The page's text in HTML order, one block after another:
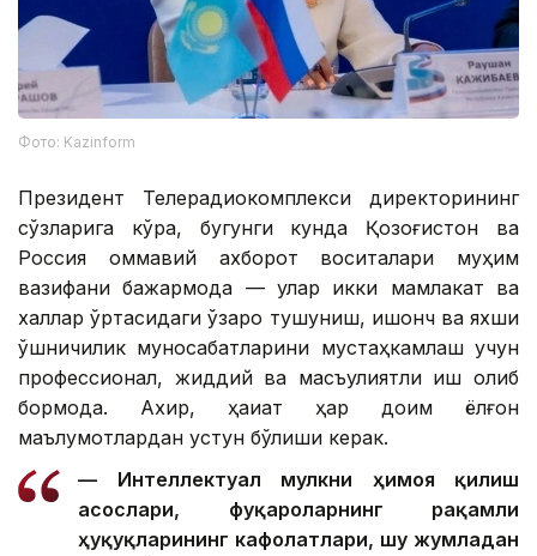
Фото: Kazinform
Президент Телерадиокомплекси директорининг
сўзларига кўра, бугунги кунда Қозоғистон ва
Россия оммавий ахборот воситалари муҳим
вазифани бажармоқда — улар икки мамлакат ва
халқлар ўртасидаги ўзаро тушуниш, ишонч ва яхши
қўшничилик муносабатларини мустаҳкамлаш учун
профессионал, жиддий ва масъулиятли иш олиб
бормоқда. Ахир, ҳақиқат ҳар доим ёлғон
маълумотлардан устун бўлиши керак.
— Интеллектуал мулкни ҳимоя қилиш
асослари, фуқароларнинг рақамли
ҳуқуқларининг кафолатлари, шу жумладан